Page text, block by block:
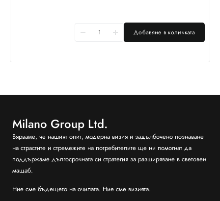
Добавяне в количката
Milano Group Ltd.
Вярваме, че нашият опит, модерна визия и задълбочено познаване
на страстите и стремежите на потребителите ще ни помогнат да
поддържаме дългосрочната си стратегия за разширяване в световен
мащаб.
Ние сме бъдещето на очилата. Ние сме визията.